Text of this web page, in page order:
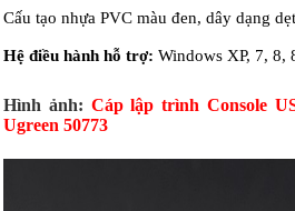
Cấu tạo nhựa PVC màu đen, dây dạng
Hệ điều hành hỗ trợ: Windows XP, 7, 8,
Hình ảnh: Cáplập trình Console
Ugreen 50773